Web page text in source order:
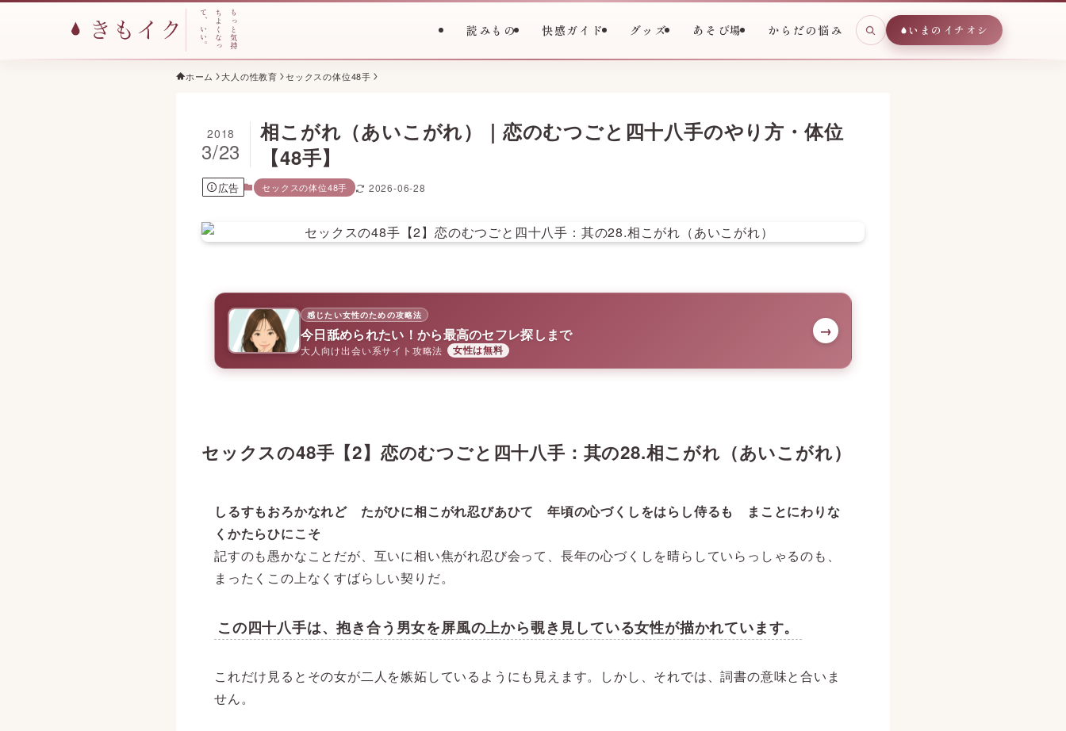
も
っ
と
気
持
ち
よ
く
な
っ
て
、
い
い
。
読みもの 快感ガイド グッズ あそび場 からだの悩み いまのイチオシ
ホーム 大人の性教育 セックスの体位48手
相こがれ（あいこがれ）｜恋のむつごと四十八手のやり方・体位
【48手】
2018
3/23
広告 セックスの体位48手 2026-06-28
感じたい女性のための攻略法
今日舐められたい！から最高のセフレ探しまで
大人向け出会い系サイト攻略法 女性は無料
→
セックスの48手【2】恋のむつごと四十八手：其の28.相こがれ（あいこがれ）
しるすもおろかなれど たがひに相こがれ忍びあひて 年頃の心づくしをはらし侍るも まことにわりな
くかたらひにこそ
記すのも愚かなことだが、互いに相い焦がれ忍び会って、長年の心づくしを晴らしていらっしゃるのも、
まったくこの上なくすばらしい契りだ。
この四十八手は、抱き合う男女を屏風の上から覗き見している女性が描かれています。
これだけ見るとその女が二人を嫉妬しているようにも見えます。しかし、それでは、詞書の意味と合いま
せん。